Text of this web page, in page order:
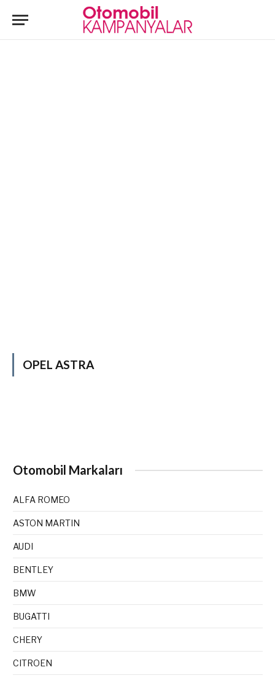
OPEL ASTRA
Otomobil Markaları
ALFA ROMEO
ASTON MARTIN
AUDI
BENTLEY
BMW
BUGATTI
CHERY
CITROEN